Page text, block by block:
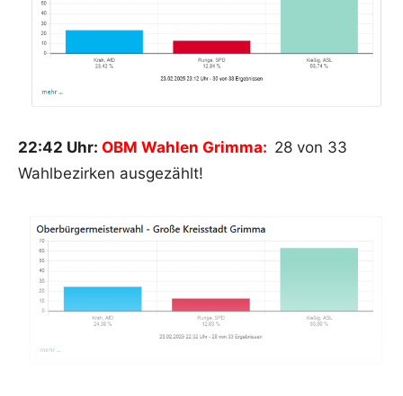
22:42 Uhr: OBM Wahlen Grimma: 28 von 33
Wahlbezirken ausgezählt!